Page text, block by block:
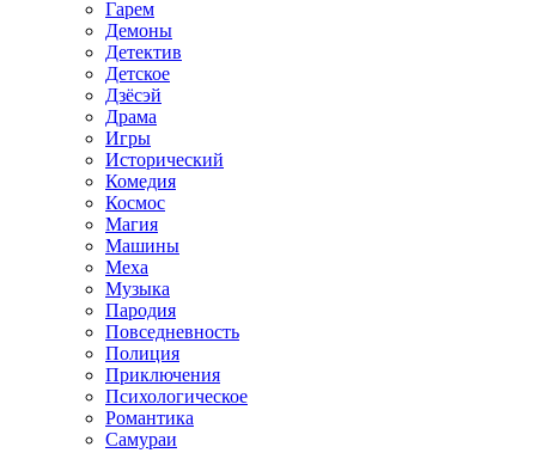
Гарем
Демоны
Детектив
Детское
Дзёсэй
Драма
Игры
Исторический
Комедия
Космос
Магия
Машины
Меха
Музыка
Пародия
Повседневность
Полиция
Приключения
Психологическое
Романтика
Самураи